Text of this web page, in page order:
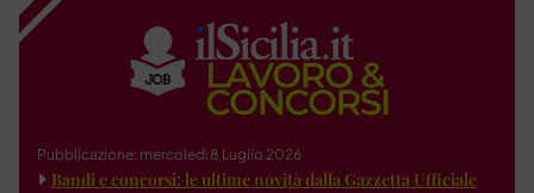
Pubblicazione: mercoledì 8 Luglio 2026
Bandi e concorsi: le ultime novità dalla Gazzetta Ufficiale